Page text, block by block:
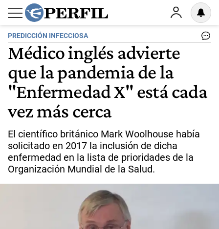
PREDICCIÓN INFECCIOSA
Médico inglés advierte
que la pandemia de la
"Enfermedad X" está cada
vez más cerca
El científico británico Mark Woolhouse había
solicitado en 2017 la inclusión de dicha
enfermedad en la lista de prioridades de la
Organización Mundial de la Salud.